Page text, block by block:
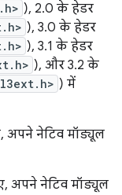
), 2.0 के हेडर
), 3.0 के हेडर
), 3.1 के हेडर
), और 3.2 के
) में
अपने नेटिव मॉड्यूल
अपने नेटिव मॉड्यूल